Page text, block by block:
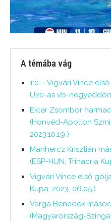
A témába vág
1:0 – Vigvári Vince
U20-as vb-
Ekler Zsombor
(Honvéd-Apollon
2023.10.19.)
Manhercz Krisztián
(ESP-HUN, Trinacria
Vigvári Vince első
Kupa, 2023. 06.05.)
Varga Benedek
(Magyarország-